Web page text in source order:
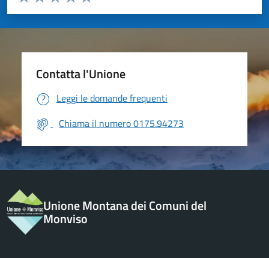
Valuta 5 stelle su 5
Valuta 4 stelle su 5
Valuta 3 stelle su 5
Valuta 2 stelle su 5
Valuta 1 stelle su 5
Contatta l'Unione
Leggi le domande frequenti
Chiama il numero 0175.94273
Unione Montana dei Comuni del
Monviso